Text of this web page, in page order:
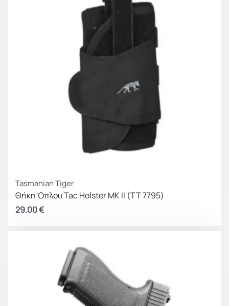
Tasmanian Tiger
Θήκη Όπλου Tac Holster MK II (TT 7795)
29.00€